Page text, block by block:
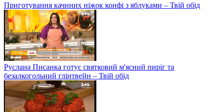
Приготування качиних ніжок конфі з яблуками – Твій обід
Руслана Писанка готує святковий м'ясний пиріг та
безалкогольний глінтвейн – Твій обід